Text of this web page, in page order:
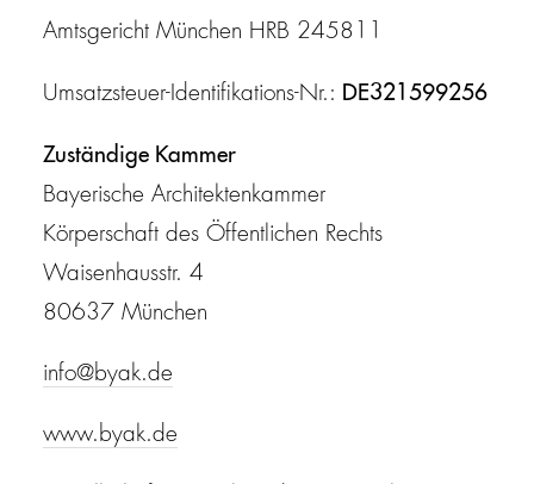
Amtsgericht München HRB 245811
Umsatzsteuer-Identifikations-Nr.: DE321599256
Zuständige Kammer
Bayerische Architektenkammer
Körperschaft des Öffentlichen Rechts
Waisenhausstr. 4
80637 München
info@byak.de
www.byak.de